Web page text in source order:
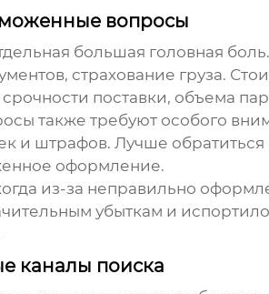
вопросы
большая головная
страхование груза.
поставки, объема
также требуют особого
и штрафов. Лучше
оформление.
из-за неправильно
убыткам и
каналы поиска